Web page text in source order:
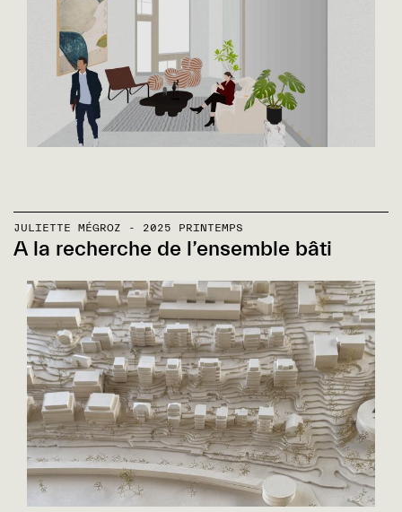
JULIETTE MÉGROZ - 2025 PRINTEMPS
A la recherche de l’ensemble bâti